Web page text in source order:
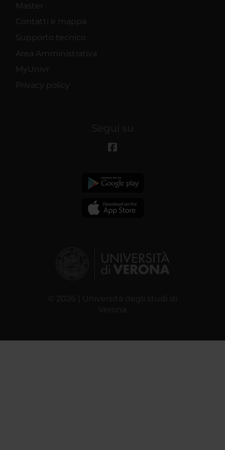
Master
Contatti e mappa
Supporto tecnico
Area Amministrativa
MyUnivr
Privacy policy
Segui su
© 2026 | Università degli studi di
Verona